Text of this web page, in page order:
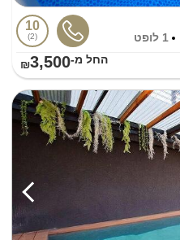
1 לופט
10
2
החל מ-₪3,500